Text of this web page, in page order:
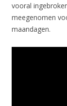
vooral
meegenomen
maandagen.